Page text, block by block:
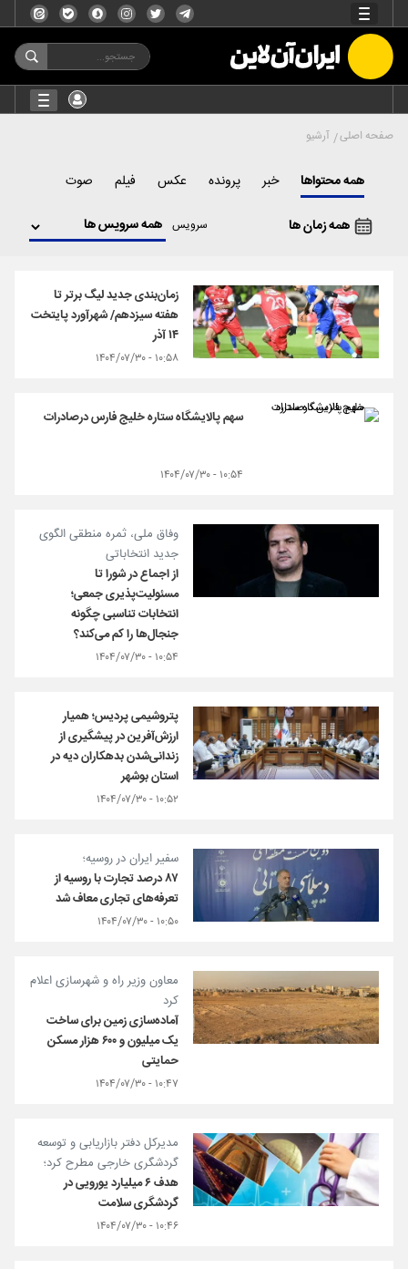
صفحه اصلی آرشیو
همه محتواها خبر پرونده عکس فیلم صوت
همه زمان ها سرویس
زمان‌بندی جدید لیگ برتر تا
هفته سیزدهم/ شهرآورد پایتخت
۱۴ آذر
۱۰:۵۸ - ۱۴۰۴/۰۷/۳۰
سهم پالایشگاه ستاره خلیج فارس درصادرات
۱۰:۵۴ - ۱۴۰۴/۰۷/۳۰
وفاق ملی، ثمره منطقی الگوی
جدید انتخاباتی
از اجماع در شورا تا
مسئولیت‌پذیری جمعی؛
انتخابات تناسبی چگونه
جنجال‌ها را کم می‌کند؟
۱۰:۵۴ - ۱۴۰۴/۰۷/۳۰
پتروشیمی پردیس؛ همیار
ارزش‌آفرین در پیشگیری از
زندانی‌شدن بدهكاران دیه در
استان بوشهر
۱۰:۵۲ - ۱۴۰۴/۰۷/۳۰
سفیر ایران در روسیه؛
۸۷ درصد تجارت با روسیه از
تعرفه‌های تجاری معاف شد
۱۰:۵۰ - ۱۴۰۴/۰۷/۳۰
معاون وزیر راه و شهرسازی اعلام
کرد
آماده‌سازی زمین برای ساخت
یک میلیون و ۶۰۰ هزار مسکن
حمایتی
۱۰:۴۷ - ۱۴۰۴/۰۷/۳۰
مدیرکل دفتر بازاریابی و توسعه
گردشگری خارجی مطرح کرد؛
هدف ۶ میلیارد یورویی در
گردشگری سلامت
۱۰:۴۶ - ۱۴۰۴/۰۷/۳۰